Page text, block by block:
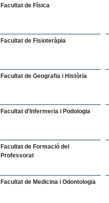
Facultat de Física
Facultat de Fisioteràpia
Facultat de Geografia i Història
Facultat d'Infermeria i Podologia
Facultat de Formació del
Professorat
Facultat de Medicina i Odontologia